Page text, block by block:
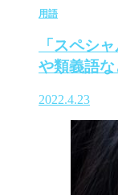
用語
「スペシ
や類義語
2022.4.23